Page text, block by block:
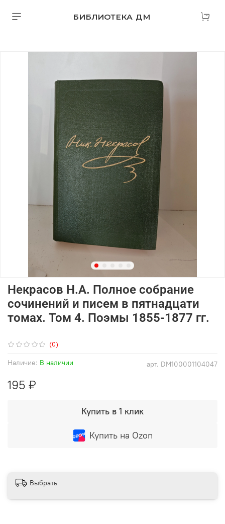
БИБЛИОТЕКА ДМ
(0)
арт. DM100001104047
Наличие: В наличии
Некрасов Н.А. Полное собрание
сочинений и писем в пятнадцати
томах. Том 4. Поэмы 1855-1877 гг.
195 ₽
Купить в 1 клик
Купить на Ozon
Выбрать